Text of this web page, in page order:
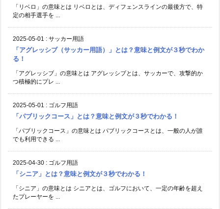
「リベロ」の意味とは リベロとは、ディフェンスラインの最後方で、特
定の相手選手を ...
2025-05-01 : サッカー用語
「アグレッシブ（サッカー用語）」とは？意味と例文が３秒でわか
る！
「アグレッシブ」の意味とは アグレッシブとは、サッカーで、攻撃的か
つ積極的にプレ ...
2025-05-01 : ゴルフ用語
「パブリックコース」とは？意味と例文が３秒でわかる！
「パブリックコース」の意味とは パブリックコースとは、一般の人が誰
でも利用できる ...
2025-04-30 : ゴルフ用語
「シニア」とは？意味と例文が３秒でわかる！
「シニア」の意味とは シニアとは、ゴルフにおいて、一定の年齢を超え
たプレーヤーを ...